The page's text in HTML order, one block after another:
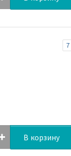
7
В корзину